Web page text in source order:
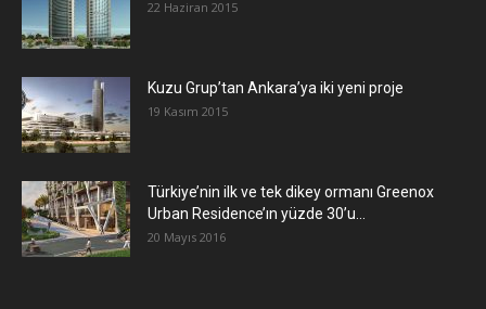
22 Haziran 2015
​Kuzu Grup’tan Ankara’ya iki yeni proje
19 Kasım 2015
Türkiye’nin ilk ve tek dikey ormanı Greenox
Urban Residence’ın yüzde 30’u...
20 Mayıs 2016